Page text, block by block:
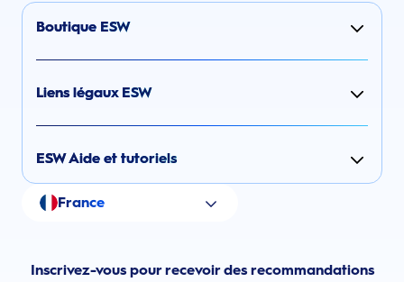
Boutique ESW
Liens légaux ESW
ESW Aide et tutoriels
France
Inscrivez-vous pour recevoir des recommandations